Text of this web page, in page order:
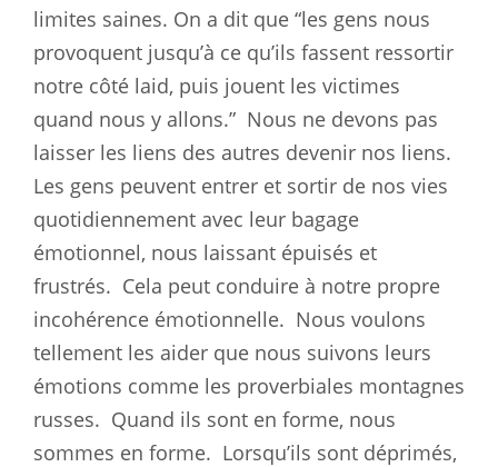
limites saines. On a dit que “les gens nous
provoquent jusqu’à ce qu’ils fassent ressortir
notre côté laid, puis jouent les victimes
quand nous y allons.” Nous ne devons pas
laisser les liens des autres devenir nos liens.
Les gens peuvent entrer et sortir de nos vies
quotidiennement avec leur bagage
émotionnel, nous laissant épuisés et
frustrés. Cela peut conduire à notre propre
incohérence émotionnelle. Nous voulons
tellement les aider que nous suivons leurs
émotions comme les proverbiales montagnes
russes. Quand ils sont en forme, nous
sommes en forme. Lorsqu’ils sont déprimés,